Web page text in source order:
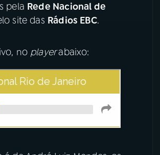
X
pela Rede Nacional de
site das Rádios EBC.
no playerabaixo: